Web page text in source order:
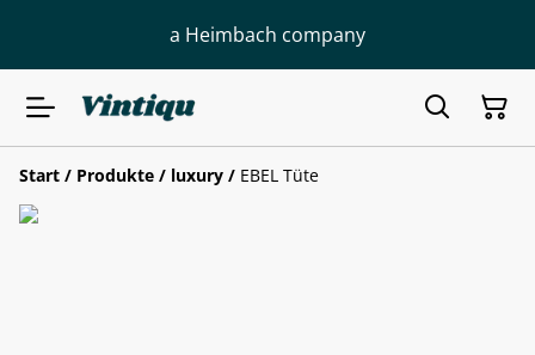
a Heimbach company
Start / Produkte / luxury / EBEL Tüte